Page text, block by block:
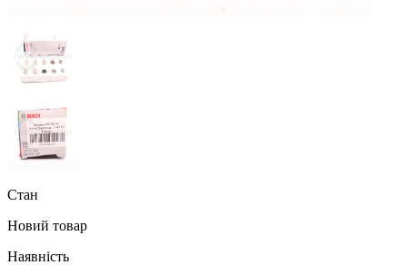
Стан
Новий товар
Наявність